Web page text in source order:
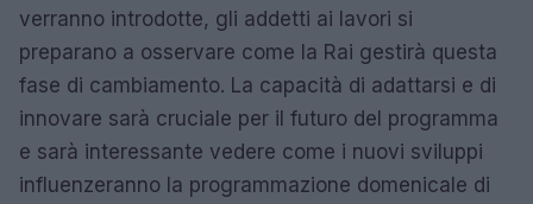
verranno introdotte, gli addetti ai lavori si
preparano a osservare come la Rai gestirà questa
fase di cambiamento. La capacità di adattarsi e di
innovare sarà cruciale per il futuro del programma
e sarà interessante vedere come i nuovi sviluppi
influenzeranno la programmazione domenicale di